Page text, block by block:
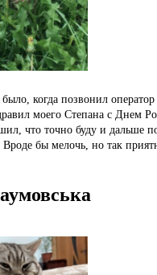
когда позвонил оператор
моего Степана с Днем
что точно буду и дальше
Вроде бы мелочь, но так